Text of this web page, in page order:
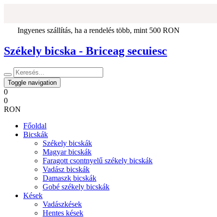
Ingyenes szállítás, ha a rendelés több, mint 500 RON
Székely bicska - Briceag secuiesc
Toggle navigation
0
0
RON
Főoldal
Bicskák
Székely bicskák
Magyar bicskák
Faragott csontnyelű székely bicskák
Vadász bicskák
Damaszk bicskák
Gobé székely bicskák
Kések
Vadászkések
Hentes kések